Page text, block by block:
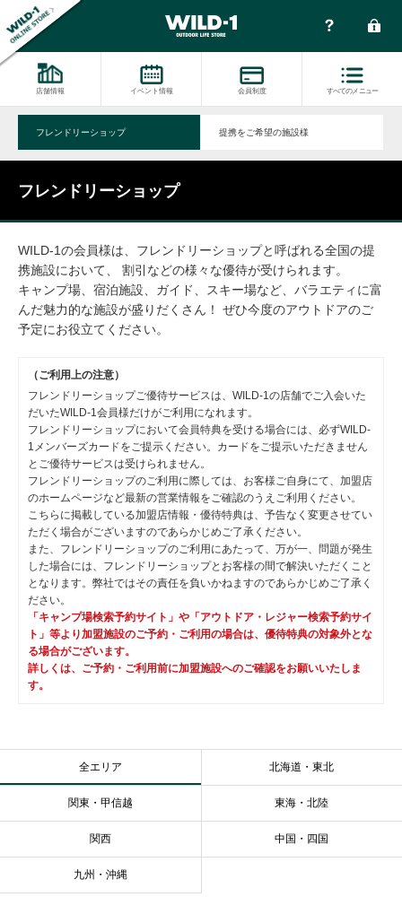
店舗情報 イベント情報 会員制度 すべてのメニュー
フレンドリーショップ 提携をご希望の施設様
フレンドリーショップ
WILD-1の会員様は、フレンドリーショップと呼ばれる全国の提
携施設において、 割引などの様々な優待が受けられます。
キャンプ場、宿泊施設、ガイド、スキー場など、バラエティに富
んだ魅力的な施設が盛りだくさん！ ぜひ今度のアウトドアのご
予定にお役立てください。
（ご利用上の注意）
フレンドリーショップご優待サービスは、WILD-1の店舗でご入会いた
だいたWILD-1会員様だけがご利用になれます。
フレンドリーショップにおいて会員特典を受ける場合には、必ずWILD-
1メンバーズカードをご提示ください。カードをご提示いただきません
とご優待サービスは受けられません。
フレンドリーショップのご利用に際しては、お客様ご自身にて、加盟店
のホームページなど最新の営業情報をご確認のうえご利用ください。
こちらに掲載している加盟店情報・優待特典は、予告なく変更させてい
ただく場合がございますのであらかじめご了承ください。
また、フレンドリーショップのご利用にあたって、万が一、問題が発生
した場合には、フレンドリーショップとお客様の間で解決いただくこと
となります。弊社ではその責任を負いかねますのであらかじめご了承く
ださい。
「キャンプ場検索予約サイト」や「アウトドア・レジャー検索予約サイ
ト」等より加盟施設のご予約・ご利用の場合は、優待特典の対象外とな
る場合がございます。
詳しくは、ご予約・ご利用前に加盟施設へのご確認をお願いいたしま
す。
全エリア 北海道・東北
関東・甲信越 東海・北陸
関西 中国・四国
九州・沖縄